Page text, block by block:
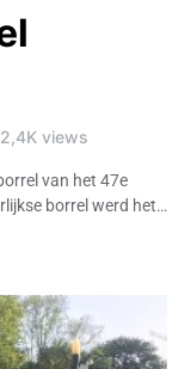
2,4K views
van het 47e
borrel werd het…